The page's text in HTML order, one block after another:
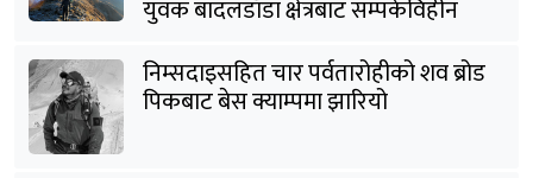
युवक बादलडाँडा क्षेत्रबाट सम्पर्कविहीन
निम्सदाइसहित चार पर्वतारोहीको शव ब्रोड
पिकबाट बेस क्याम्पमा झारियो